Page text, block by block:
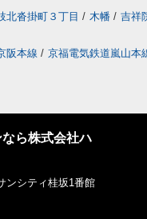
北沓掛町３丁目 / 木幡 / 吉祥
阪本線 / 京福電気鉄道嵐山本
ら株式会社ハ
ンシティ桂坂1番館